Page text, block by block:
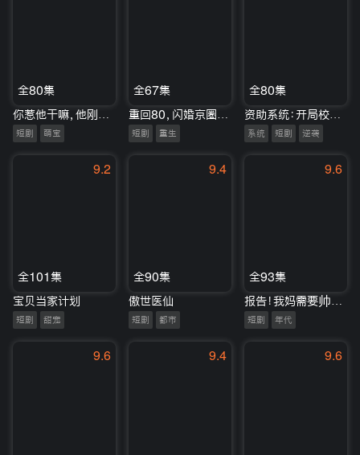
全80集
短剧 萌宝
全67集
短剧 重生
全80集
系统 短剧 逆袭
9.2
全101集
宝贝当家计划
短剧 甜宠
9.4
全90集
傲世医仙
短剧 都市
9.6
全93集
报告！我妈需要帅哥站岗
短剧 年代
9.6 9.4 9.6